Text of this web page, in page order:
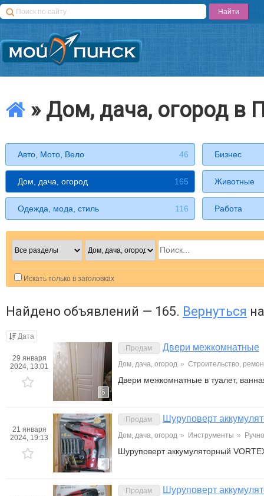
» Дом, дача, огород в
Авто, Мото, Вело 46 Бизнес
Дом, дача, огород 165 Животные
Одежда, мода, стиль 116 Работа
Искать только в заголовках
Найдено объявлений — 165. Вернуться
Дата
29 января
2024, 13:01
6
Продам Двери межкомнатные
Дом, дача, огород » Строительство,
Двери межкомнатные в туалет,
21 января
2024, 19:13
2
Продам Шуруповерт
Дом, дача, огород » Инструменты »
Шуруповерт аккумуляторный
Продам Шуруповерт